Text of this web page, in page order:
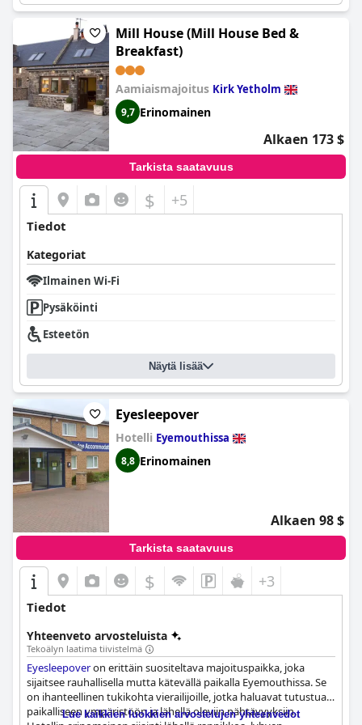
Mill House (Mill House Bed &
Breakfast)
Aamiaismajoitus Kirk Yetholm
9,7 Erinomainen
Alkaen 173 $
Tarkista saatavuus
$ +5
Tiedot
Kategoriat
Ilmainen Wi-Fi
Pysäköinti
Esteetön
Näytä lisää
Eyesleepover
Hotelli Eyemouthissa
8,8 Erinomainen
Alkaen 98 $
Tarkista saatavuus
$ +3
Tiedot
Yhteenveto arvosteluista
Tekoälyn laatima tiivistelmä
Eyesleepoveron erittäin suositeltava majoituspaikka, joka
sijaitsee rauhallisella mutta kätevällä paikalla Eyemouthissa. Se
on ihanteellinen tukikohta vierailijoille, jotka haluavat tutustua
paikalliseen ympäristöön ja lähellä oleviin nähtävyyksiin.
Lue kaikkien luokkien arvostelujen yhteenvedot